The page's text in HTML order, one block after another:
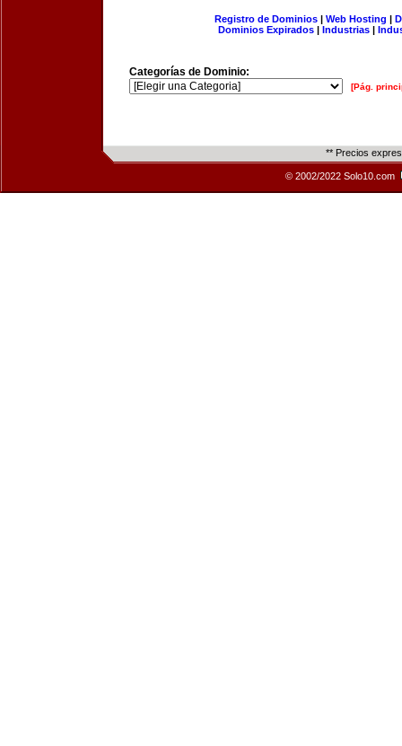
Registro de Dominios| Web Hosting |
Dominios Expirados | Industrias |
Categorías de Dominio:
[Pág.
** Precios
© 2002/2022 Solo10.com